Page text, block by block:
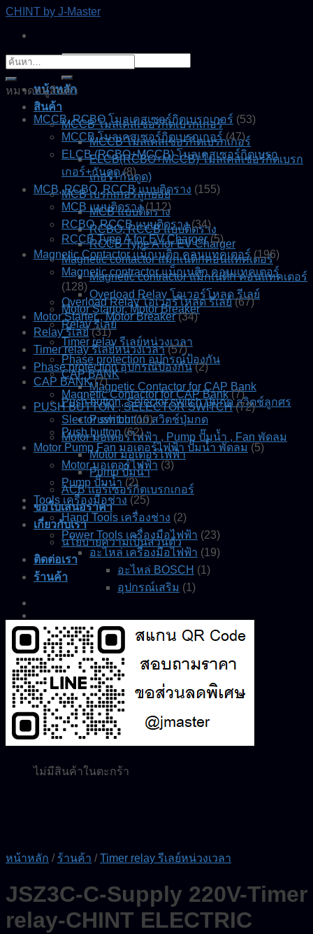
Skip
content
CHINT by J-Master
หน้าหลัก
สินค้า
MCCB โมลเคสเซอร์กิตเบรกเกอร์
MCCB โมลเคสเซอร์กิตเบรกเกอร์
ELCB(RCBO+MCCB) โมลเคสเซอร์กิตเบรก
เกอร์+กันดูด)
MCB เบรกเกอร์ลูกย่อย
MCB แบบติดราง
RCBO, RCCB แบบติดราง
RCCB Type A for EV Charger
Magnetic contactor แมกเนติกคอนแทคเตอร์
Magnetic contractor แม็กเนติก คอนแทคเตอร์
Overload Relay โอเวอร์โหลด รีเลย์
Motor Startor, Motor Breaker
Relay รีเลย์
Timer relay รีเลย์หน่วงเวลา
Phase protection อุปกรณ์ป้องกัน
CAP BANK
Magnetic Contactor for CAP Bank
Push button, Selector switch ปุ่มกด สวิตช์ลูกศร
Push button สวิตช์ปุ่มกด
Motor มอเตอร์ไฟฟ้า , Pump ปั๊มน้ำ , Fan พัดลม
Motor มอเตอร์ไฟฟ้า
Pump ปั๊มน้ำ
ACB แอร์เซอร์กิตเบรกเกอร์
ขอใบเสนอราคา
เกี่ยวกับเรา
นโยบายความเป็นส่วนตัว
ติดต่อเรา
ร้านค้า
0.00 ฿ 0
ไม่มีสินค้าในตะกร้า
ค้นหา:
0
ตะกร้าสินค้า
ไม่มีสินค้าในตะกร้า
ค้นหา:
หมวดหมู่สินค้า
MCCB, RCBO โมลเคสเซอร์กิตเบรกเกอร์ (53)
MCCB โมลเคสเซอร์กิตเบรกเกอร์ (47)
ELCB (RCBO+MCCB) โมลเคสเซอร์กิตเบรก
เกอร์+กันดูด (8)
MCB, RCBO, RCCB แบบติดราง (155)
MCB แบบติดราง (112)
RCBO, RCCB แบบติดราง (34)
RCCB Type A for EV Charger (5)
Magnetic Contactor แม็กเนติก คอนแทคเตอร์ (196)
Magnetic contractor แม็กเนติก คอนแทคเตอร์
(128)
Overload Relay โอเวอร์โหลด รีเลย์ (67)
Motor Starter , Motor Breaker (34)
Relay รีเลย์ (31)
Timer relay รีเลย์หน่วงเวลา (57)
Phase protection อุปกรณ์ป้องกัน (2)
CAP BANK (7)
Magnetic Contactor for CAP Bank (7)
PUSH BUTTON , SELECTOR SWITCH (72)
Slector switch (10)
Push button (62)
Motor Pump Fan มอเตอร์ไฟฟ้า ปั๊มน้ำ พัดลม (5)
Motor มอเตอร์ไฟฟ้า (3)
Pump ปั๊มน้ำ (2)
Tools เครื่องมือช่าง (25)
Hand Tools เครื่องช่าง (2)
Power Tools เครื่องมือไฟฟ้า (23)
อะไหล่ เครื่องมือไฟฟ้า (19)
อะไหล่ BOSCH (1)
อุปกรณ์เสริม (1)
หน้าหลัก / ร้านค้า / Timer relay รีเลย์หน่วงเวลา
JSZ3C-C-Supply 220V-Timer
relay-CHINT ELECTRIC